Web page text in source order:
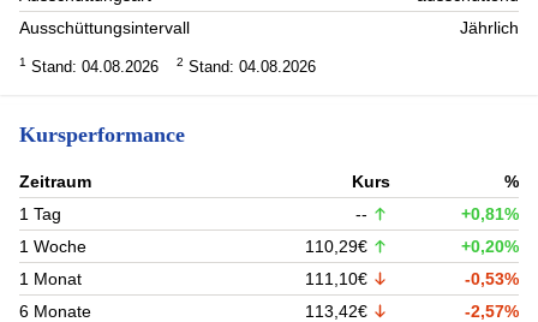
Ausschüttungsintervall
Jährlich
1 Stand: 04.08.2026 2 Stand: 04.08.2026
Kursperformance
Zeitraum Kurs
%
1 Tag
--
+0,81%
1 Woche
110,29€
+0,20%
1 Monat
111,10€
-0,53%
6 Monate
113,42€
-2,57%